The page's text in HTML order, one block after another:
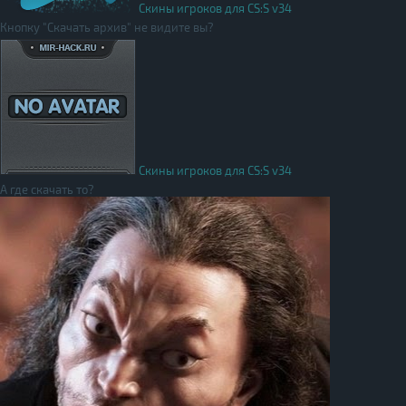
Скины игроков для CS:S v34
Кнопку "Скачать архив" не видите вы?
Скины игроков для CS:S v34
А где скачать то?